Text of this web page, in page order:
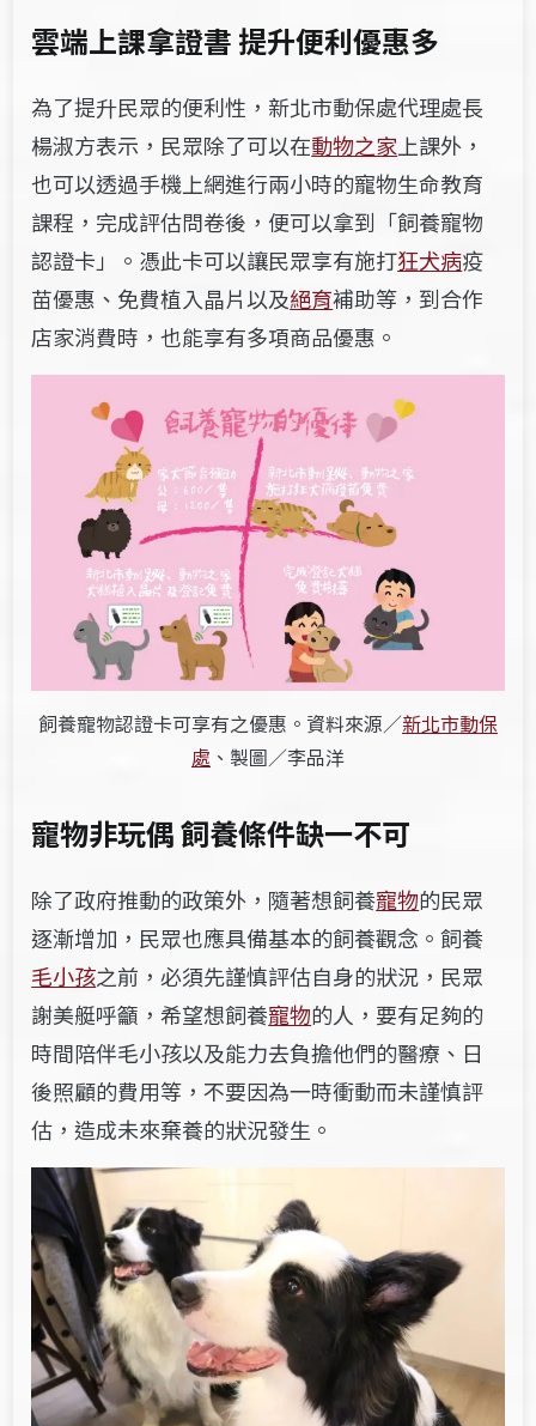
雲端上課拿證書 提升便利優惠多
為了提升民眾的便利性，新北市動保處代理處長
楊淑方表示，民眾除了可以在動物之家上課外，
也可以透過手機上網進行兩小時的寵物生命教育
課程，完成評估問卷後，便可以拿到「飼養寵物
認證卡」。憑此卡可以讓民眾享有施打狂犬病疫
苗優惠、免費植入晶片以及絕育補助等，到合作
店家消費時，也能享有多項商品優惠。
飼養寵物認證卡可享有之優惠。資料來源／新北市動保
處 、製圖／李品洋
寵物非玩偶 飼養條件缺一不可
除了政府推動的政策外，隨著想飼養寵物的民眾
逐漸增加，民眾也應具備基本的飼養觀念。飼養
毛小孩之前，必須先謹慎評估自身的狀況，民眾
謝美艇呼籲，希望想飼養寵物的人，要有足夠的
時間陪伴毛小孩以及能力去負擔他們的醫療、日
後照顧的費用等，不要因為一時衝動而未謹慎評
估，造成未來棄養的狀況發生。